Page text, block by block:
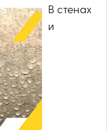
В стенах
и